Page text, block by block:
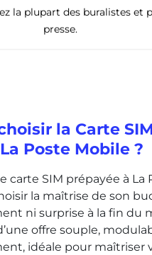
la plupart des buralistes et
presse.
la Carte
Poste Mobile ?
carte SIM prépayée à La
la maîtrise de son
ni surprise à la fin du
offre souple,
idéale pour maîtriser